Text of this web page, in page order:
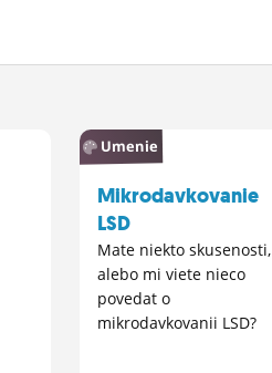
Umenie
Mikrodavkovanie
LSD
Mate niekto skusenosti,
alebo mi viete nieco
povedat o
mikrodavkovanii LSD?